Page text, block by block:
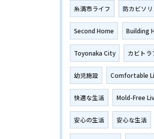
糸満市ライフ 防カビソ
Second Home Building
Toyonaka City カビトラ
幼児施設 Comfortable
快適な生活 Mold-Free
安心の生活 安心な生活